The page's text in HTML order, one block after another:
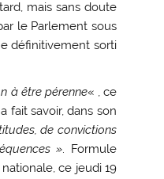
mais sans doute
le Parlement sous
définitivement sorti
à être pérenne« , ce
fait savoir, dans son
de convictions
». Formule
ce jeudi 19